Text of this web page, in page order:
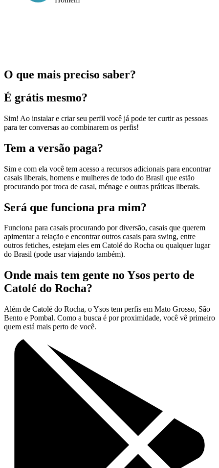
O que mais preciso saber?
É grátis mesmo?
Sim! Ao instalar e criar seu perfil você já pode ter curtir as pessoas
para ter conversas ao combinarem os perfis!
Tem a versão paga?
Sim e com ela você tem acesso a recursos adicionais para encontrar
casais liberais, homens e mulheres de todo do Brasil que estão
procurando por troca de casal, ménage e outras práticas liberais.
Será que funciona pra mim?
Funciona para casais procurando por diversão, casais que querem
apimentar a relação e encontrar outros casais para swing, entre
outros fetiches, estejam eles em Catolé do Rocha ou qualquer lugar
do Brasil (pode usar viajando também).
Onde mais tem gente no Ysos perto de
Catolé do Rocha?
Além de Catolé do Rocha, o Ysos tem perfis em Mato Grosso, São
Bento e Pombal. Como a busca é por proximidade, você vê primeiro
quem está mais perto de você.